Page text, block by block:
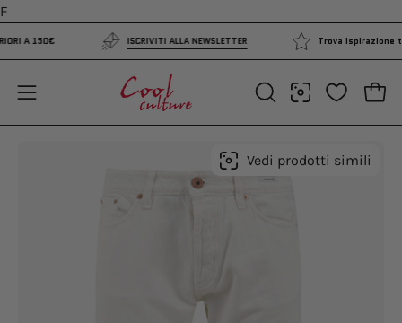
FSalta
contenuto
A 150€ ISCRIVITI ALLA NEWSLETTER Trova
Apri
menu
APRI
LA
DI
Apri
dell'immagine
Vedi prodotti simili